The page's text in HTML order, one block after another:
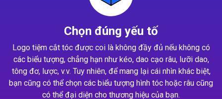
Chọn đúng yếu tố
Logo tiệm cắt tóc được coi là không đầy đủ nếu không có
các biểu tượng, chẳng hạn như kéo, dao cạo râu, lưỡi dao,
tông đơ, lược, v.v. Tuy nhiên, để mang lại cái nhìn khác biệt,
bạn cũng có thể chọn các biểu tượng hình tóc hoặc râu cũng
có thể đại diện cho thương hiệu của bạn.